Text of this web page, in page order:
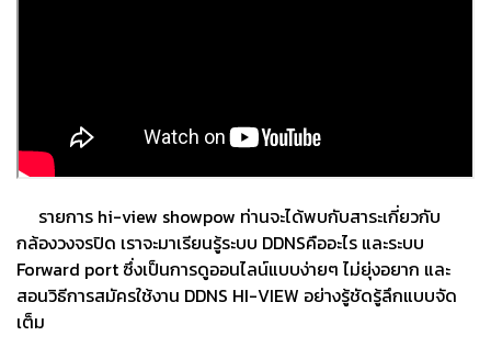
รายการ hi-view showpow ท่านจะได้พบกับสาระเกี่ยวกับ
กล้องวงจรปิด เราจะมาเรียนรู้ระบบ DDNSคืออะไร และระบบ
Forward port ซึ่งเป็นการดูออนไลน์แบบง่ายๆ ไม่ยุ่งอยาก และ
สอนวิธีการสมัครใช้งาน DDNS HI-VIEW อย่างรู้ชัดรู้ลึกแบบจัด
เต็ม